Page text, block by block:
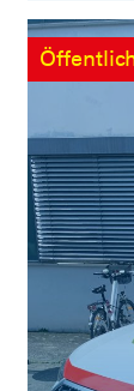
kamen
dem